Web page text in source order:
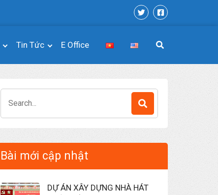
Tin Tức E Office
for:
Bài mới cập nhật
DỰ ÁN XÂY DỰNG NHÀ HÁT